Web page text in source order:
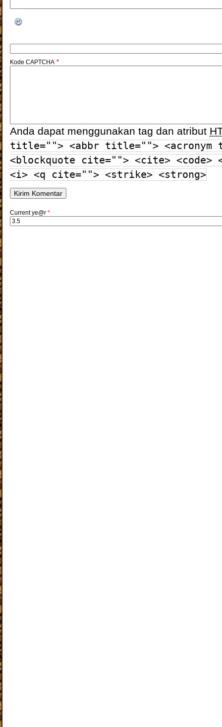
Kode CAPTCHA *
Anda dapat menggunakan tag dan atribut
title=""> <abbr title=""> <acronym
<blockquote cite=""> <cite> <code>
<i> <q cite=""> <strike> <strong>
Current ye@r *